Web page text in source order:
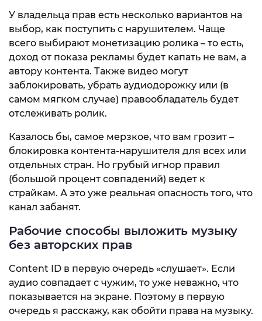
У владельца прав есть несколько вариантов на
выбор, как поступить с нарушителем. Чаще
всего выбирают монетизацию ролика – то есть,
доход от показа рекламы будет капать не вам, а
автору контента. Также видео могут
заблокировать, убрать аудиодорожку или (в
самом мягком случае) правообладатель будет
отслеживать ролик.
Казалось бы, самое мерзкое, что вам грозит –
блокировка контента-нарушителя для всех или
отдельных стран. Но грубый игнор правил
(большой процент совпадений) ведет к
страйкам. А это уже реальная опасность того, что
канал забанят.
Рабочие способы выложить музыку
без авторских прав
Content ID в первую очередь «слушает». Если
аудио совпадает с чужим, то уже неважно, что
показывается на экране. Поэтому в первую
очередь я расскажу, как обойти права на музыку.